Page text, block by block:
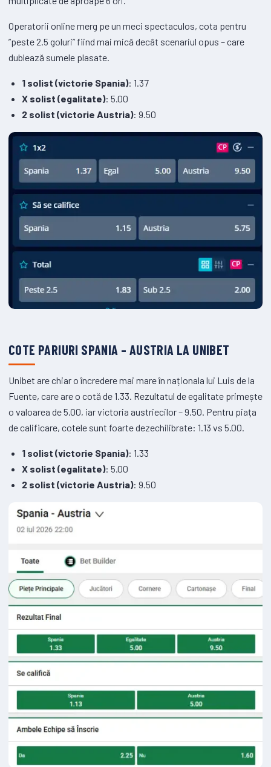
Operatorii online merg pe un meci spectaculos, cota pentru
”peste 2.5 goluri” fiind mai mică decât scenariul opus – care
dublează sumele plasate.
1 solist (victorie Spania): 1.37
X solist (egalitate): 5.00
2 solist (victorie Austria): 9.50
COTE PARIURI SPANIA – AUSTRIA LA UNIBET
Unibet are chiar o încredere mai mare în naționala lui Luis de la
Fuente, care are o cotă de 1.33. Rezultatul de egalitate primește
o valoarea de 5.00, iar victoria austriecilor – 9.50. Pentru piața
de calificare, cotele sunt foarte dezechilibrate: 1.13 vs 5.00.
1 solist (victorie Spania): 1.33
X solist (egalitate): 5.00
2 solist (victorie Austria): 9.50